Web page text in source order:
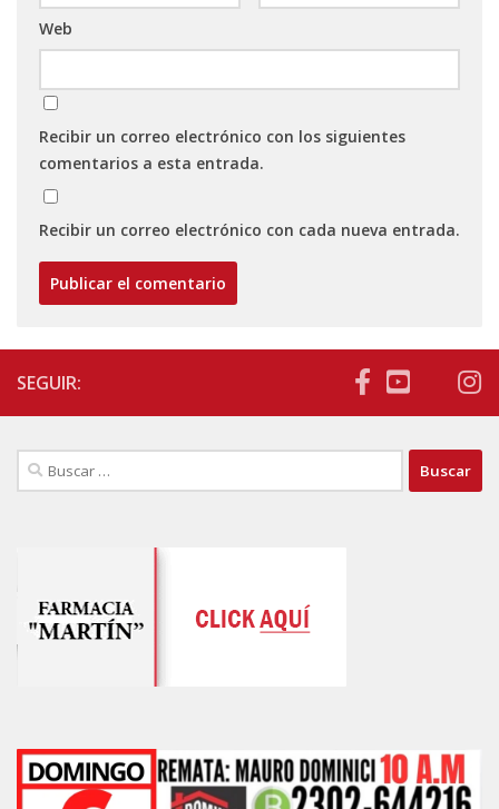
Web
Recibir un correo electrónico con los siguientes
comentarios a esta entrada.
Recibir un correo electrónico con cada nueva entrada.
SEGUIR:
Buscar: